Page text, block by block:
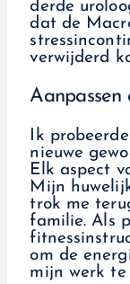
derde
dat de
verwijderd
Aanpassen
Ik
nieuwe
Elk aspect
Mijn
trok me
familie. Als
om de
mijn werk te